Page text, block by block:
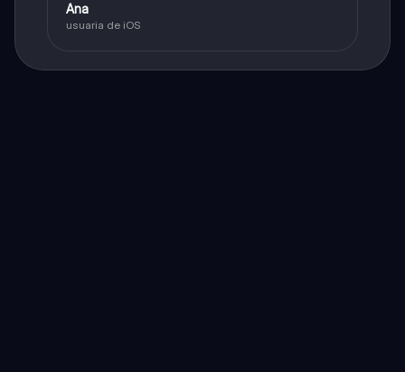
Ana
usuaria de iOS